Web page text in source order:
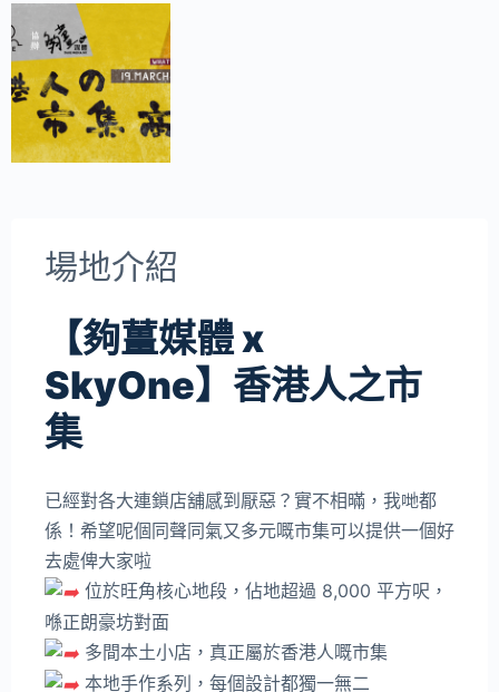
場地介紹
【夠薑媒體 x
SkyOne】香港人之市
集
已經對各大連鎖店舖感到厭惡？實不相暪，我哋都
係！希望呢個同聲同氣又多元嘅市集可以提供一個好
去處俾大家啦
位於旺角核心地段，佔地超過 8,000 平方呎，
喺正朗豪坊對面
多間本土小店，真正屬於香港人嘅市集
本地手作系列，每個設計都獨一無二